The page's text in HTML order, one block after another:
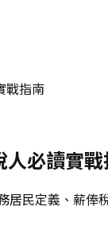
戰指南
必讀實
民定義、薪